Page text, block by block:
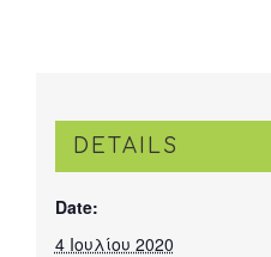
DETAILS
Date:
4 Ιουλίου 2020